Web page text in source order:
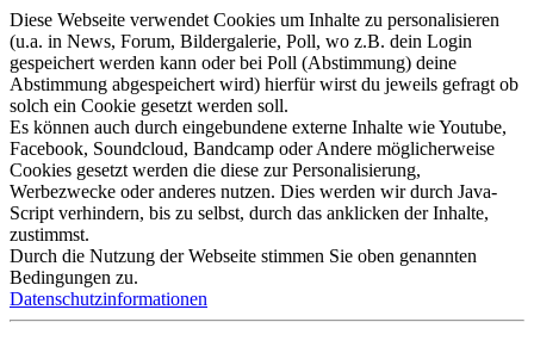
Diese Webseite verwendet Cookies um Inhalte zu personalisieren
(u.a. in News, Forum, Bildergalerie, Poll, wo z.B. dein Login
gespeichert werden kann oder bei Poll (Abstimmung) deine
Abstimmung abgespeichert wird) hierfür wirst du jeweils gefragt ob
solch ein Cookie gesetzt werden soll.
Es können auch durch eingebundene externe Inhalte wie Youtube,
Facebook, Soundcloud, Bandcamp oder Andere möglicherweise
Cookies gesetzt werden die diese zur Personalisierung,
Werbezwecke oder anderes nutzen. Dies werden wir durch Java-
Script verhindern, bis zu selbst, durch das anklicken der Inhalte,
zustimmst.
Durch die Nutzung der Webseite stimmen Sie oben genannten
Bedingungen zu.
Datenschutzinformationen